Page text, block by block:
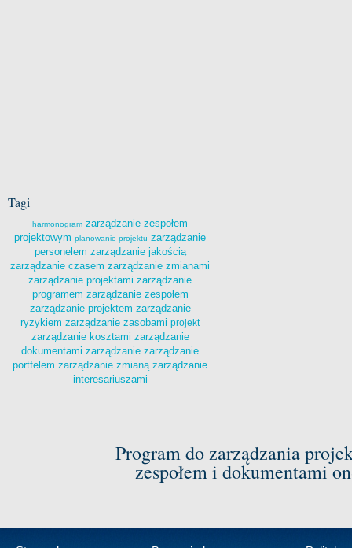
Tagi
harmonogram zarządzanie zespołem
projektowym planowanie projektu zarządzanie
personelem zarządzanie jakością
zarządzanie czasem zarządzanie zmianami
zarządzanie projektami zarządzanie
programem zarządzanie zespołem
zarządzanie projektem zarządzanie
ryzykiem zarządzanie zasobami projekt
zarządzanie kosztami zarządzanie
dokumentami zarządzanie zarządzanie
portfelem zarządzanie zmianą zarządzanie
interesariuszami
Program do zarządzania
zespołem i dokumentami